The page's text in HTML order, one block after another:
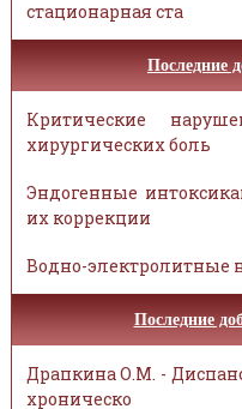
стационарная ста
Последние
Критические
хирургических боль
Эндогенные
их коррекции
Водно-электролитные
Последние
Драпкина О.М. -
хроническо